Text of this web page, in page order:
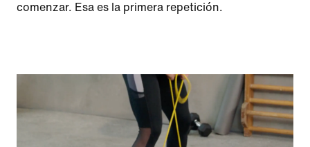
comenzar. Esa es la primera repetición.